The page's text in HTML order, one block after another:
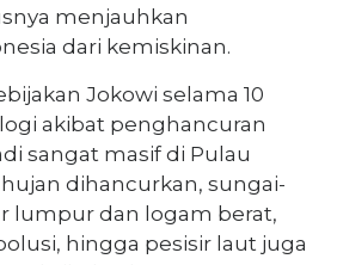
menjauhkan
dari kemiskinan.
Jokowi selama 10
akibat penghancuran
sangat masif di Pulau
dihancurkan, sungai-
lumpur dan logam berat,
hingga pesisir laut juga